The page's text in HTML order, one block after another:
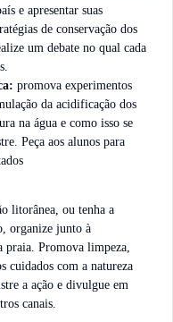
e apresentar suas
de conservação dos
um debate no qual cada
promova experimentos
da acidificação dos
na água e como isso se
Peça aos alunos para
litorânea, ou tenha a
organize junto à
praia. Promova limpeza,
cuidados com a natureza
a ação e divulgue em
canais.